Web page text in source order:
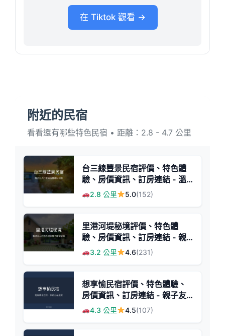
在 Tiktok 觀看 →
附近的民宿
看看還有哪些特色民宿 • 距離：2.8 - 4.7 公里
台三線豐景民宿評價、特色體
驗、房價資訊、訂房連結 - 溫
馨鄉村風格與親切主人
2.8 公里 5.0(152)
里港河堤秘境評價、特色體
驗、房價資訊、訂房連結 - 親
子友善五星級露營區
3.2 公里 4.6(231)
想享愉民宿評價、特色體驗、
房價資訊、訂房連結 - 親子友
善與寬敞空間
4.3 公里 4.5(107)